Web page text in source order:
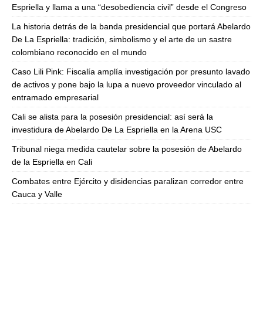
Espriella y llama a una “desobediencia civil” desde el Congreso
La historia detrás de la banda presidencial que portará Abelardo
De La Espriella: tradición, simbolismo y el arte de un sastre
colombiano reconocido en el mundo
Caso Lili Pink: Fiscalía amplía investigación por presunto lavado
de activos y pone bajo la lupa a nuevo proveedor vinculado al
entramado empresarial
Cali se alista para la posesión presidencial: así será la
investidura de Abelardo De La Espriella en la Arena USC
Tribunal niega medida cautelar sobre la posesión de Abelardo
de la Espriella en Cali
Combates entre Ejército y disidencias paralizan corredor entre
Cauca y Valle